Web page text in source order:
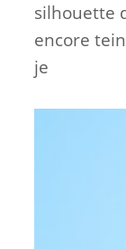
silhouette
encore
je